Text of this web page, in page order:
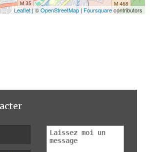
Leaflet| ©OpenStreetMap | Foursquarecontributors